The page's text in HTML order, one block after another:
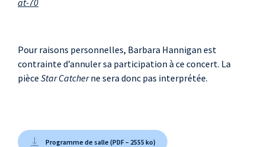
at-70
Pour raisons personnelles, Barbara Hannigan est
contrainte d’annuler sa participation à ce concert. La
pièce Star Catcherne sera donc pas interprétée.
Programme de salle (PDF – 2555 ko)